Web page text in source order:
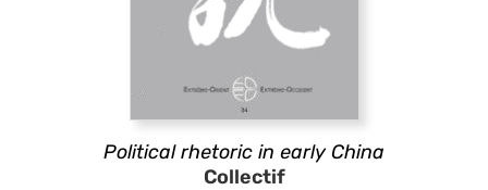
Political rhetoric in early China
Collectif